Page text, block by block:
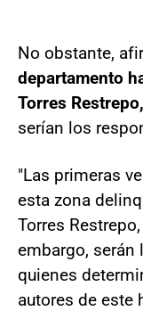
No obstante,
departamento
Torres
serían los
"Las primeras
esta zona
Torres
embargo, serán
quienes
autores de este